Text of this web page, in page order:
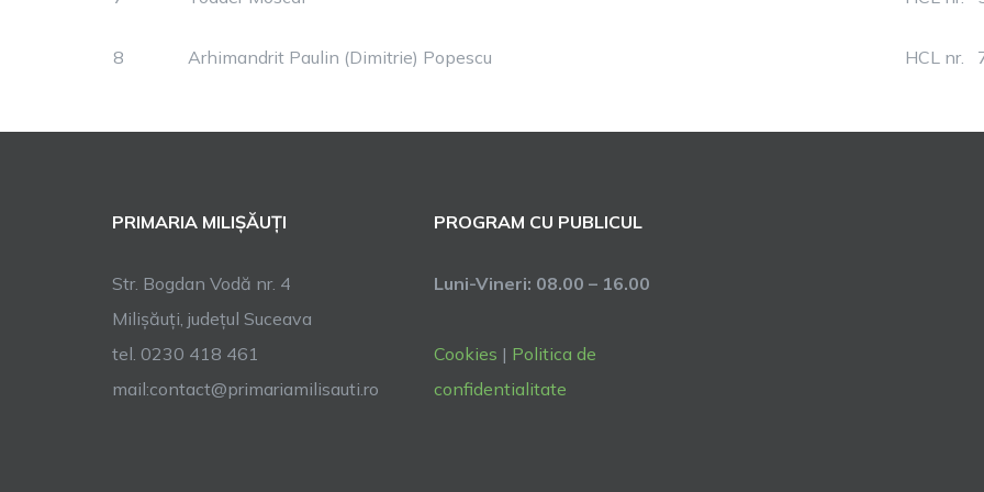
8 Arhimandrit Paulin (Dimitrie) Popescu HCL nr.
PRIMARIA MILIȘĂUȚI
Str. Bogdan Vodă nr. 4
Milișăuți, județul Suceava
tel. 0230 418 461
mail:contact@primariamilisauti.ro
PROGRAM CU PUBLICUL
Luni-Vineri: 08.00 – 16.00
Cookies | Politica de
confidentialitate